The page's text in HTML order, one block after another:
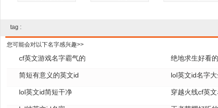
tag :
您可能会对以下名字感兴趣>>
cf英文游戏名字霸气的 绝地求生好看
简短有意义的英文id lol英文id名字
lol英文id简短干净 穿越火线cf英